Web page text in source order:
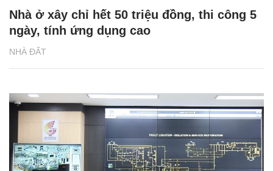
NHÀ ĐẤT
Nhà ở xây chỉ hết 50 triệu đồng, thi công 5
ngày, tính ứng dụng cao